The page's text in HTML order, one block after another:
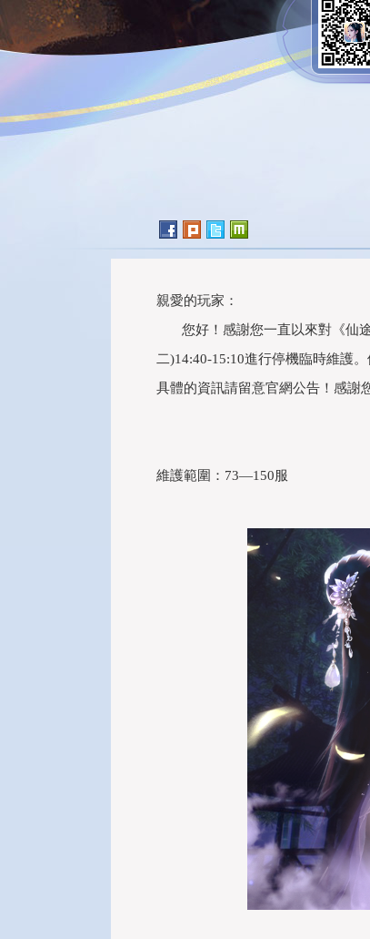
親愛的玩家：
您好！感謝您一直以來對《仙途:
二)14:40-15:10進行停機臨時維護
具體的資訊請留意官網公告！感謝
維護範圍：73—150服